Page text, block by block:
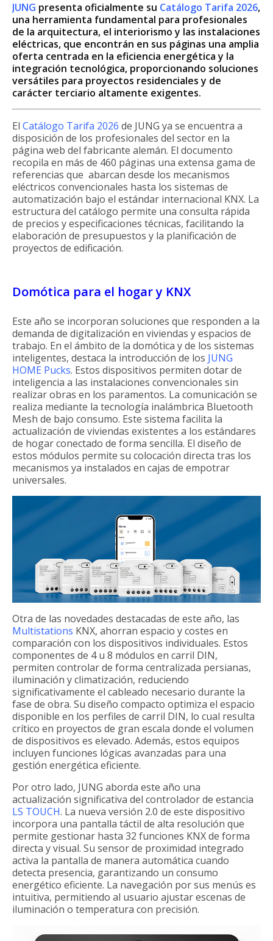
JUNG presenta oficialmente su Catálogo Tarifa 2026,
una herramienta fundamental para profesionales
de la arquitectura, el interiorismo y las instalaciones
eléctricas, que encontrán en sus páginas una amplia
oferta centrada en la eficiencia energética y la
integración tecnológica, proporcionando soluciones
versátiles para proyectos residenciales y de
carácter terciario altamente exigentes.
El Catálogo Tarifa 2026 de JUNG ya se encuentra a
disposición de los profesionales del sector en la
página web del fabricante alemán. El documento
recopila en más de 460 páginas una extensa gama de
referencias que abarcan desde los mecanismos
eléctricos convencionales hasta los sistemas de
automatización bajo el estándar internacional KNX. La
estructura del catálogo permite una consulta rápida
de precios y especificaciones técnicas, facilitando la
elaboración de presupuestos y la planificación de
proyectos de edificación.
Domótica para el hogar y KNX
Este año se incorporan soluciones que responden a la
demanda de digitalización en viviendas y espacios de
trabajo. En el ámbito de la domótica y de los sistemas
inteligentes, destaca la introducción de los JUNG
HOME Pucks. Estos dispositivos permiten dotar de
inteligencia a las instalaciones convencionales sin
realizar obras en los paramentos. La comunicación se
realiza mediante la tecnología inalámbrica Bluetooth
Mesh de bajo consumo. Este sistema facilita la
actualización de viviendas existentes a los estándares
de hogar conectado de forma sencilla. El diseño de
estos módulos permite su colocación directa tras los
mecanismos ya instalados en cajas de empotrar
universales.
Otra de las novedades destacadas de este año, las
Multistations KNX, ahorran espacio y costes en
comparación con los dispositivos individuales. Estos
componentes de 4 u 8 módulos en carril DIN,
permiten controlar de forma centralizada persianas,
iluminación y climatización, reduciendo
significativamente el cableado necesario durante la
fase de obra. Su diseño compacto optimiza el espacio
disponible en los perfiles de carril DIN, lo cual resulta
crítico en proyectos de gran escala donde el volumen
de dispositivos es elevado. Además, estos equipos
incluyen funciones lógicas avanzadas para una
gestión energética eficiente.
Por otro lado, JUNG aborda este año una
actualización significativa del controlador de estancia
LS TOUCH. La nueva versión 2.0 de este dispositivo
incorpora una pantalla táctil de alta resolución que
permite gestionar hasta 32 funciones KNX de forma
directa y visual. Su sensor de proximidad integrado
activa la pantalla de manera automática cuando
detecta presencia, garantizando un consumo
energético eficiente. La navegación por sus menús es
intuitiva, permitiendo al usuario ajustar escenas de
iluminación o temperatura con precisión.